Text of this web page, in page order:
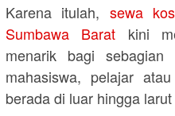
Karena itulah, sewa
Sumbawa Barat kini
menarik bagi sebagian
mahasiswa, pelajar
berada di luar hingga